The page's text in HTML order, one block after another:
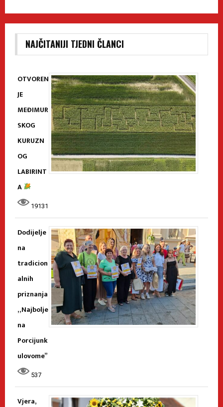
NAJČITANIJI TJEDNI ČLANCI
OTVOREN
JE
MEĐIMUR
SKOG
KURUZN
OG
LABIRINT
A
19131
Dodijelje
na
tradicion
alnih
priznanja
„Najbolje
na
Porcijunk
ulovome”
537
Vjera,